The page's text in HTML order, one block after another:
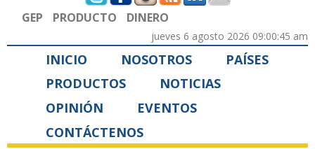
GEP PRODUCTO DINERO
jueves 6 agosto 2026 09:00:45 am
INICIO NOSOTROS
PAÍSES
PRODUCTOS
NOTICIAS
OPINIÓN
EVENTOS
CONTÁCTENOS